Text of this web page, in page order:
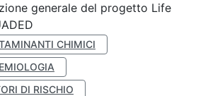
generale del progetto Life
CHIMICI
DI RISCHIO